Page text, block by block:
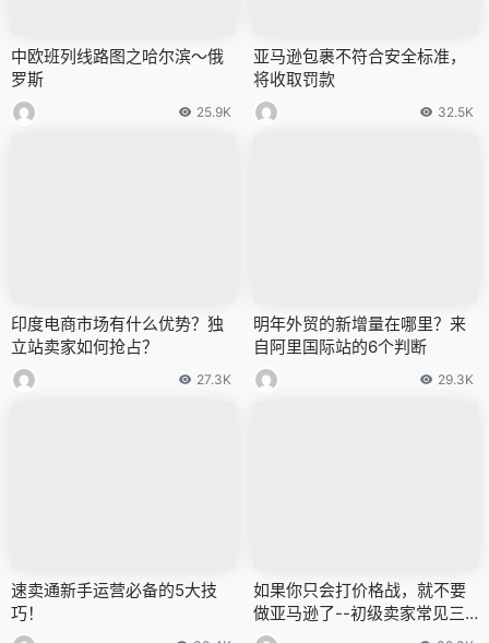
中欧班列线路图之哈尔滨～俄
罗斯
25.9K
亚马逊包裹不符合安全标准，
将收取罚款
32.5K
印度电商市场有什么优势？独
立站卖家如何抢占？
27.3K
明年外贸的新增量在哪里？来
自阿里国际站的6个判断
29.3K
速卖通新手运营必备的5大技
巧！
如果你只会打价格战，就不要
做亚马逊了--初级卖家常见三
大错误